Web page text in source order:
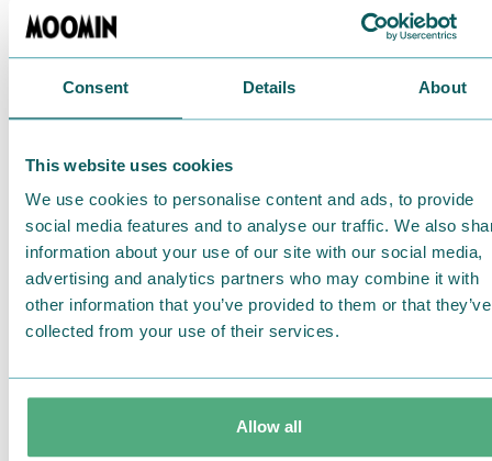
Consent Details About
This website uses cookies
We use cookies to personalise content and ads, to provide
social media features and to analyse our traffic. We also
information about your use of our site with our social media,
advertising and analytics partners who may combine it with
other information that you’ve provided to them or that they’ve
collected from your use of their services.
Allow all
2017.03.24
『ムーミン谷の彗星』物語のワンシーンをプリン
ト